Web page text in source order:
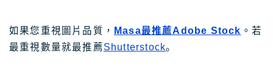
如果您重視圖片品質， Masa最推薦Adobe Stock 。若
最重視數量就最推薦Shutterstock。